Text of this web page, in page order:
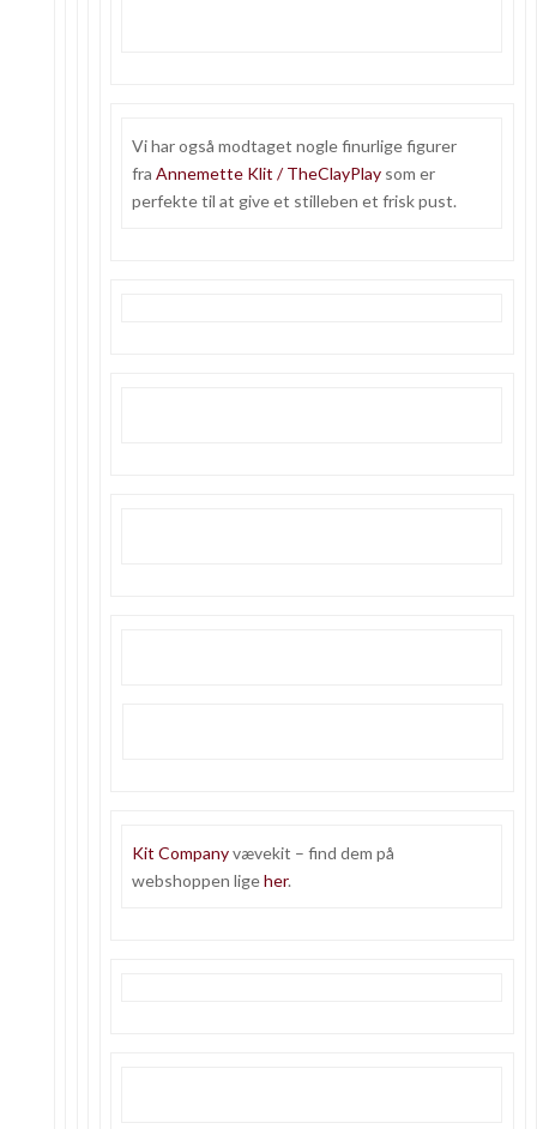
Vi har også modtaget nogle finurlige figurer
fraAnnemette Klit / TheClayPlay som er
perfekte til at give et stilleben et frisk pust.
Kit Companyvævekit – find dem på
webshoppen ligeher.